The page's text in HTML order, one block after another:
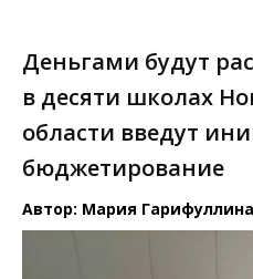
Деньгами будут
в десяти школах
области введут
бюджетирование
Автор: Мария Гарифуллина